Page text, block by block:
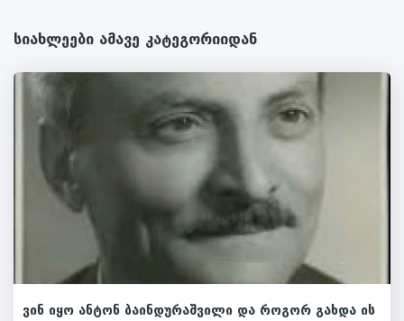
სიახლეები ამავე კატეგორიიდან
ვინ იყო ანტონ ბაინდურაშვილი და როგორ გახდა ის